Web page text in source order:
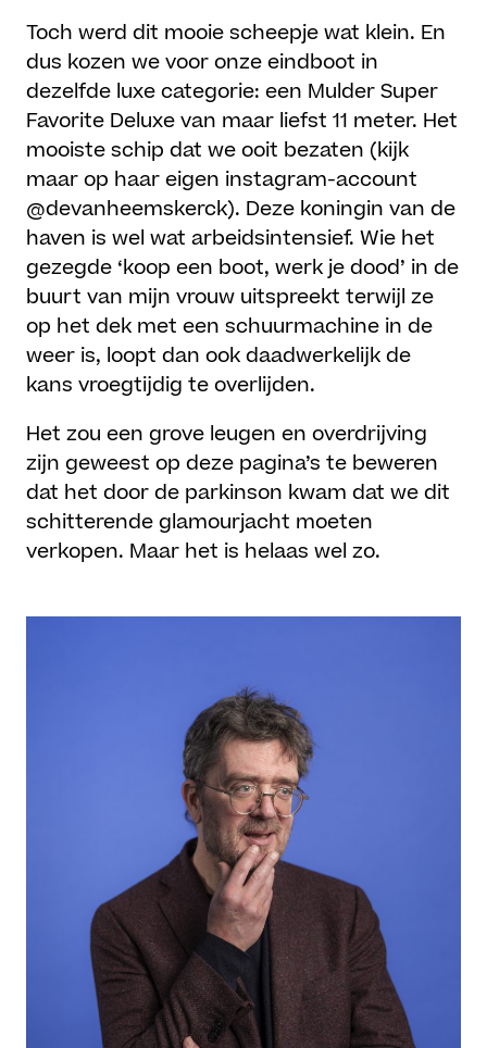
Toch werd dit mooie scheepje wat klein. En
dus kozen we voor onze eindboot in
dezelfde luxe categorie: een Mulder Super
Favorite Deluxe van maar liefst 11 meter. Het
mooiste schip dat we ooit bezaten (kijk
maar op haar eigen instagram-account
@devanheemskerck). Deze koningin van de
haven is wel wat arbeidsintensief. Wie het
gezegde ‘koop een boot, werk je dood’ in de
buurt van mijn vrouw uitspreekt terwijl ze
op het dek met een schuurmachine in de
weer is, loopt dan ook daadwerkelijk de
kans vroegtijdig te overlijden.
Het zou een grove leugen en overdrijving
zijn geweest op deze pagina’s te beweren
dat het door de parkinson kwam dat we dit
schitterende glamourjacht moeten
verkopen. Maar het is helaas wel zo.